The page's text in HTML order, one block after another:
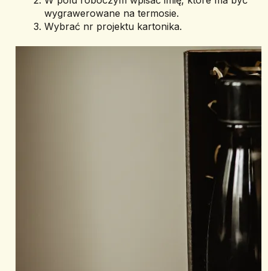
wygrawerowane na termosie.
Wybrać nr projektu kartonika.